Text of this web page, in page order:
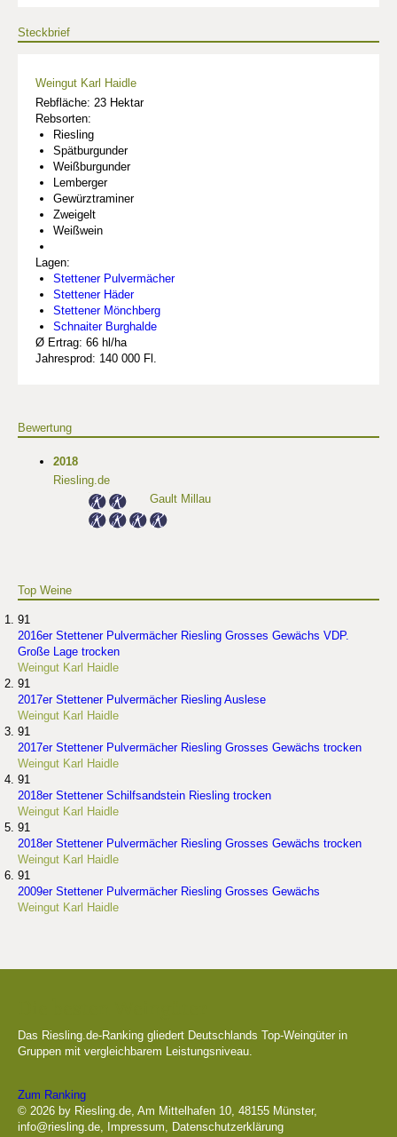
Steckbrief
Weingut Karl Haidle
Rebfläche: 23 Hektar
Rebsorten:
Riesling
Spätburgunder
Weißburgunder
Lemberger
Gewürztraminer
Zweigelt
Weißwein
Lagen:
Stettener Pulvermächer
Stettener Häder
Stettener Mönchberg
Schnaiter Burghalde
Ø Ertrag: 66 hl/ha
Jahresprod: 140 000 Fl.
Bewertung
2018
Riesling.de
Gault Millau
Top Weine
91
2016er Stettener Pulvermächer Riesling Grosses Gewächs VDP.
Große Lage trocken
Weingut Karl Haidle
91
2017er Stettener Pulvermächer Riesling Auslese
Weingut Karl Haidle
91
2017er Stettener Pulvermächer Riesling Grosses Gewächs trocken
Weingut Karl Haidle
91
2018er Stettener Schilfsandstein Riesling trocken
Weingut Karl Haidle
91
2018er Stettener Pulvermächer Riesling Grosses Gewächs trocken
Weingut Karl Haidle
91
2009er Stettener Pulvermächer Riesling Grosses Gewächs
Weingut Karl Haidle
Das Riesling.de-Ranking gliedert Deutschlands Top-Weingüter in
Gruppen mit vergleichbarem Leistungsniveau.
Zum Ranking
© 2026 by Riesling.de, Am Mittelhafen 10, 48155 Münster,
info@riesling.de, Impressum, Datenschutzerklärung